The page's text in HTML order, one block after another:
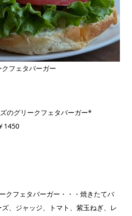
フェタバーガー
のグリークフェタバーガー*
1450
クフェタバーガー・・・焼きたてバ
、ジャッジ、トマト、紫玉ねぎ、レ